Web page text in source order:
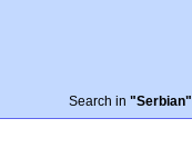
Search in "Serbian"